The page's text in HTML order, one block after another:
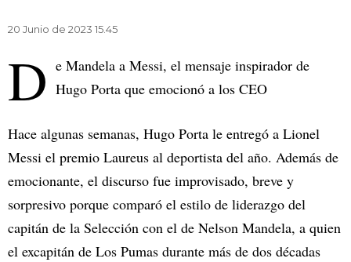
20 Junio de 2023 15.45
D e Mandela a Messi, el mensaje inspirador de
Hugo Porta que emocionó a los CEO
Hace algunas semanas, Hugo Porta le entregó a Lionel
Messi el premio Laureus al deportista del año. Además de
emocionante, el discurso fue improvisado, breve y
sorpresivo porque comparó el estilo de liderazgo del
capitán de la Selección con el de Nelson Mandela, a quien
el excapitán de Los Pumas durante más de dos décadas